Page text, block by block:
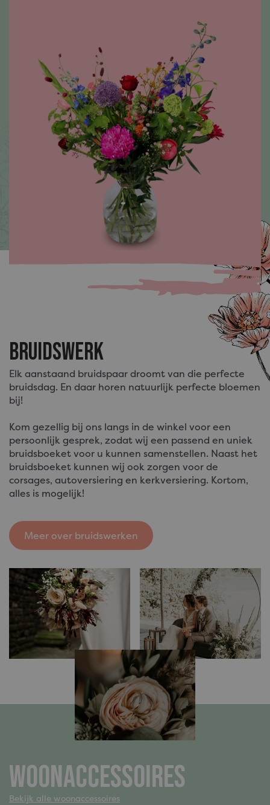
bruidswerk
Elk aanstaand bruidspaar droomt van die perfecte
bruidsdag. En daar horen natuurlijk perfecte bloemen
bij!
Kom gezellig bij ons langs in de winkel voor een
persoonlijk gesprek, zodat wij een passend en uniek
bruidsboeket voor u kunnen samenstellen. Naast het
bruidsboeket kunnen wij ook zorgen voor de
corsages, autoversiering en kerkversiering. Kortom,
alles is mogelijk!
Meer over bruidswerken
Woonaccessoires
Bekijk alle woonaccessoires